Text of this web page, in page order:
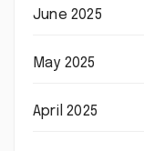
June 2025
May 2025
April 2025